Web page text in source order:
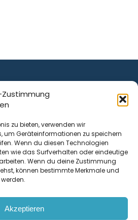
zu bieten, verwenden wir
um Geräteinformationen zu speichern
Wenn du diesen Technologien
wie das Surfverhalten oder eindeutige
Wenn du deine Zustimmung
können bestimmte Merkmale und
Akzeptieren
Service von
Real GmbH
12
Traun| Österreich
Kontakt